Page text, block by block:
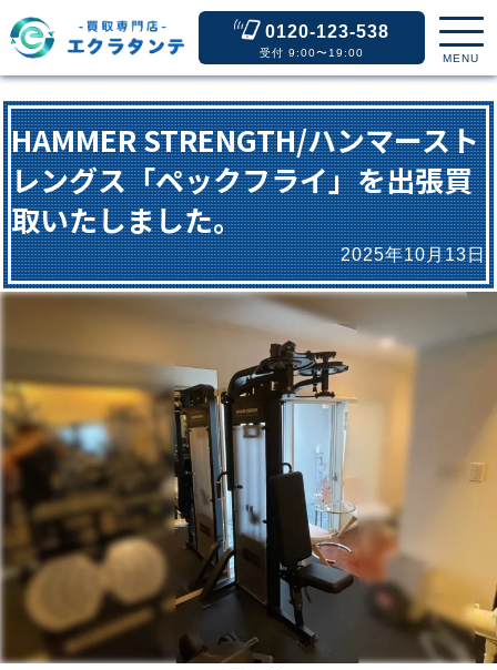
0120-123-538
受付 9:00〜19:00 MENU
HAMMER STRENGTH/ハンマースト
レングス「ペックフライ」を出張買
取いたしました。
2025年10月13日